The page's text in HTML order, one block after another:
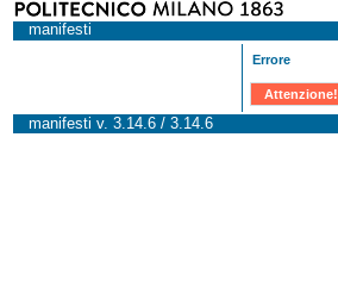
manifesti
Errore
manifesti v. 3.14.6 / 3.14.6